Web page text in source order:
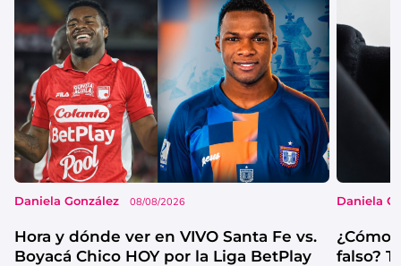
Daniela González 08/08/2026
Hora y dónde ver en VIVO Santa Fe vs.
Boyacá Chico HOY por la Liga BetPlay
Daniela
¿Cómo
falso?